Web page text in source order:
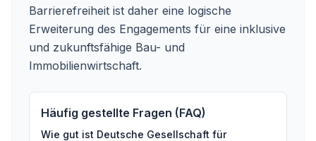
Barrierefreiheit ist daher eine logische
Erweiterung des Engagements für eine inklusive
und zukunftsfähige Bau- und
Immobilienwirtschaft.
Häufig gestellte Fragen (FAQ)
Wie gut ist Deutsche Gesellschaft für